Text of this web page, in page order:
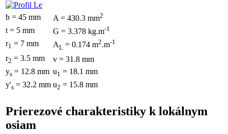
b = 45 mm A = 430.3 mm2
t = 5 mm G = 3.378 kg.m-1
r1 = 7 mm AL = 0.174 m2.m-1
r2 = 3.5 mm
v = 31.8 mm
ys = 12.8 mm u1 = 18.1 mm
y's = 32.2 mm u2 = 15.8 mm
Prierezové charakteristiky k lokálnym
osiam